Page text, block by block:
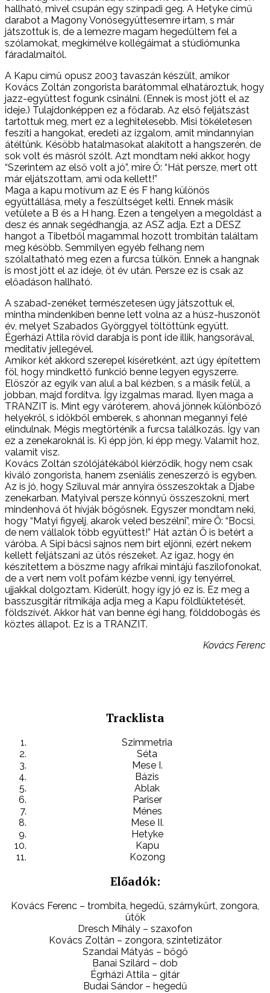
hallható, mivel csupán egy színpadi geg. A Hetyke című
darabot a Magony Vonósegyüttesemre írtam, s már
játszottuk is, de a lemezre magam hegedűltem fel a
szólamokat, megkímélve kollégáimat a stúdiómunka
fáradalmaitól.
A Kapu című opusz 2003 tavaszán készült, amikor
Kovács Zoltán zongorista barátommal elhatároztuk, hogy
jazz-együttest fogunk csinálni. (Ennek is most jött el az
ideje.) Tulajdonképpen ez a fődarab. Az első feljátszást
tartottuk meg, mert ez a leghitelesebb. Misi tökéletesen
feszíti a hangokat, eredeti az izgalom, amit mindannyian
átéltünk. Késöbb hatalmasokat alakított a hangszerén, de
sok volt és másról szólt. Azt mondtam neki akkor, hogy
“Szerintem az első volt a jó”, mire Ő: “Hát persze, mert ott
már eljátszottam, ami oda kellett!”
Maga a kapu motívum az E és F hang különös
együttállása, mely a feszültséget kelti. Ennek másik
vetülete a B és a H hang. Ezen a tengelyen a megoldást a
desz és annak segédhangja, az ASZ adja. Ezt a DESZ
hangot a Tibetből magammal hozott trombitán találtam
meg késöbb. Semmilyen egyéb felhang nem
szólaltatható meg ezen a furcsa tülkön. Ennek a hangnak
is most jött el az ideje, öt év után. Persze ez is csak az
előadáson hallható.
A szabad-zenéket természetesen úgy játszottuk el,
mintha mindenkiben benne lett volna az a húsz-huszonöt
év, melyet Szabados Györggyel töltöttünk együtt.
Égerházi Attila rövid darabja is pont ide illik, hangsorával,
meditatív jellegével.
Amikor két akkord szerepel kíséretként, azt úgy építettem
föl, hogy mindkettő funkció benne legyen egyszerre.
Elöször az egyik van alul a bal kézben, s a másik felül, a
jobban, majd fordítva. Így izgalmas marad. Ilyen maga a
TRANZIT is. Mint egy váróterem, ahová jönnek különböző
helyekről, s időkből emberek, s ahonnan megannyi felé
elindulnak. Mégis megtörténik a furcsa találkozás. Így van
ez a zenekaroknál is. Ki épp jön, ki épp megy. Valamit hoz,
valamit visz.
Kovács Zoltán szólójátékából kiérződik, hogy nem csak
kiváló zongorista, hanem zseniális zeneszerző is egyben.
Az is jó, hogy Sziluval már annyira összeszoktak a Djabe
zenekarban. Matyival persze könnyű összeszokni, mert
mindenhová őt hívják bőgősnek. Egyszer mondtam neki,
hogy “Matyi figyelj, akarok veled beszélni”, mire Ő: “Bocsi,
de nem vállalok több együttest!” Hát aztán Ő is betért a
váróba. A Sipi bácsi sajnos nem bírt eljönni, ezért nekem
kellett feljátszani az ütős részeket. Az igaz, hogy én
készítettem a böszme nagy afrikai mintájú faszilofonokat,
de a vert nem volt pofám kézbe venni, így tenyérrel,
ujjakkal dolgoztam. Kiderült, hogy így jó ez is. Ez meg a
basszusgitár ritmikája adja meg a Kapu földlüktetését,
földszívét. Akkor hát van benne égi hang, földdobogás és
köztes állapot. Ez is a TRANZIT.
Kovács Ferenc
Tracklista
Szimmetria
Séta
Mese I.
Bázis
Ablak
Pariser
Ménes
Mese II.
Hetyke
Kapu
Kozong
Előadók:
Kovács Ferenc – trombita, hegedű, szárnykűrt, zongora,
ütők
Dresch Mihály – szaxofon
Kovács Zoltán – zongora, szintetizátor
Szandai Mátyás – bőgő
Banai Szilárd – dob
Égrházi Attila – gitár
Budai Sándor – hegedű